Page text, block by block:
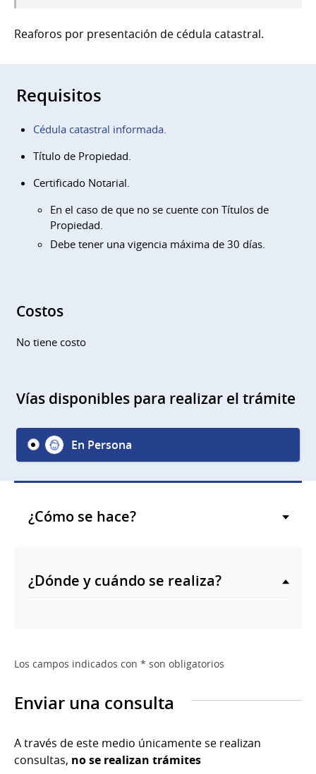
Reaforos por presentación de cédula catastral.
Requisitos
Cédula catastral informada.
Título de Propiedad.
Certificado Notarial.
En el caso de que no se cuente con Títulos de
Propiedad.
Debe tener una vigencia máxima de 30 días.
Costos
No tiene costo
Vías disponibles para realizar el trámite
En Persona
¿Cómo se hace?
¿Dónde y cuándo se realiza?
Los campos indicados con * son obligatorios
Enviar una consulta
A través de este medio únicamente se realizan
consultas, no se realizan trámites